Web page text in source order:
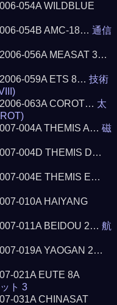
054A WILDBLUE
054B AMC-18…通信
056A MEASAT 3…
2006-059A ETS 8…技術
063A COROT… 太
004A THEMIS A…磁
004D THEMIS D…
004E THEMIS E…
010A HAIYANG
011A BEIDOU 2…航
019A YAOGAN 2…
021A EUTE 8A
ト 3
031A CHINASAT